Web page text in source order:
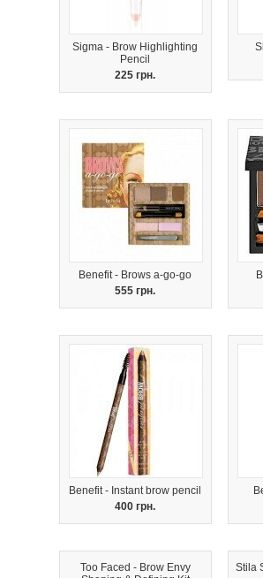
Sigma - Brow Highlighting
Pencil
225 грн.
Benefit - Brows a-go-go
555 грн.
Benefit - Instant brow pencil
400 грн.
Too Faced - Brow Envy
Stila